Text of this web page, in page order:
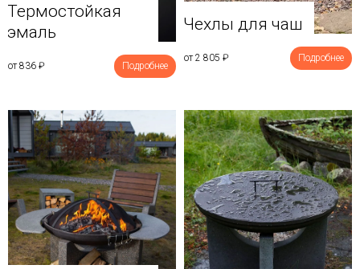
Термостойкая
эмаль
от 836 ₽ Подробнее
Чехлы для чаш
от 2 805 ₽ Подробнее